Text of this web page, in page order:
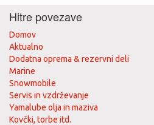
Hitre povezave
Domov
Aktualno
Dodatna oprema & rezervni deli
Marine
Snowmobile
Servis in vzdrževanje
Yamalube olja in maziva
Kovčki, torbe itd.